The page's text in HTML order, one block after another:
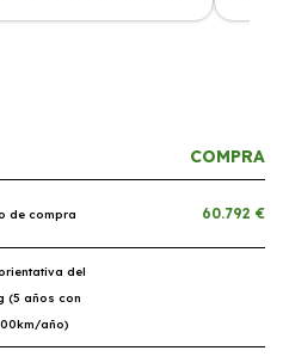
y sin complicaciones!
en
COMPRA
de compra 60.792 €
del
(5 años con
año)